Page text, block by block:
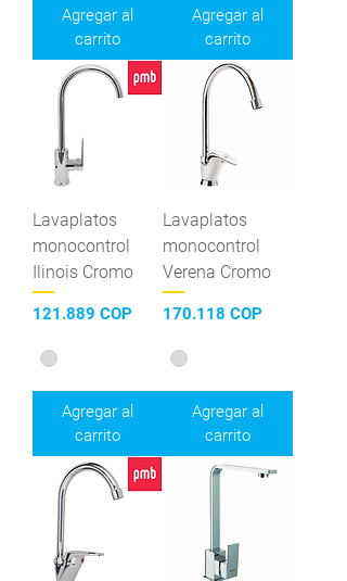
Agregar al
carrito
Agregar al
carrito
Lavaplatos
monocontrol
Ilinois Cromo
Precio
121.889 COP
Agregar al
carrito
Lavaplatos
monocontrol
Verena Cromo
Precio
170.118 COP
Agregar al
carrito